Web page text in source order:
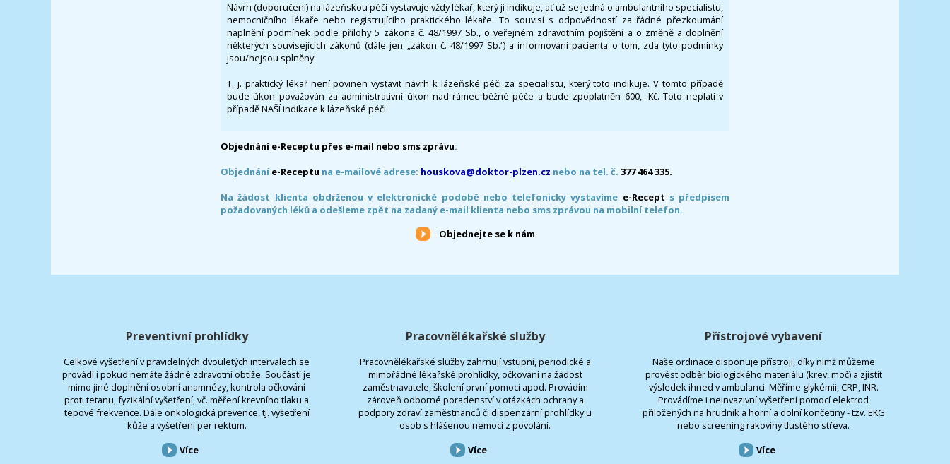
Návrh (doporučení) na lázeňskou péči vystavuje vždy lékař, který ji indikuje, ať už se jedná o ambulantního specialistu,
nemocničního lékaře nebo registrujícího praktického lékaře. To souvisí s odpovědností za řádné přezkoumání
naplnění podmínek podle přílohy 5 zákona č. 48/1997 Sb., o veřejném zdravotním pojištění a o změně a doplnění
některých souvisejících zákonů (dále jen „zákon č. 48/1997 Sb.“) a informování pacienta o tom, zda tyto podmínky
jsou/nejsou splněny.
T. j. praktický lékař není povinen vystavit návrh k lázeňské péči za specialistu, který toto indikuje. V tomto případě
bude úkon považován za administrativní úkon nad rámec běžné péče a bude zpoplatněn 600,- Kč. Toto neplatí v
případě NAŠÍ indikace k lázeňské péči.
Objednání e-Receptu přes e-mail nebo sms zprávu:
Objednáníe-Receptu na e-mailové adrese: houskova@doktor-plzen.cz nebo na tel. č. 377 464 335.
Na žádost klienta obdrženou v elektronické podobě nebo telefonicky vystavíme e-Recept s předpisem
požadovaných léků a odešleme zpět na zadaný e-mail klienta nebo sms zprávou na mobilní telefon.
Objednejte se k nám
Preventivní prohlídky
Celkové vyšetření v pravidelných dvouletých intervalech se
provádí i pokud nemáte žádné zdravotní obtíže. Součástí je
mimo jiné doplnění osobní anamnézy, kontrola očkování
proti tetanu, fyzikální vyšetření, vč. měření krevního tlaku a
tepové frekvence. Dále onkologická prevence, tj. vyšetření
kůže a vyšetření per rektum.
Více
Pracovnělékařské služby
Pracovnělékařské služby zahrnují vstupní, periodické a
mimořádné lékařské prohlídky, očkování na žádost
zaměstnavatele, školení první pomoci apod. Provádím
zároveň odborné poradenství v otázkách ochrany a
podpory zdraví zaměstnanců či dispenzární prohlídky u
osob s hlášenou nemocí z povolání.
Více
Přístrojové vybavení
Naše ordinace disponuje přístroji, díky nimž můžeme
provést odběr biologického materiálu (krev, moč) a zjistit
výsledek ihned v ambulanci. Měříme glykémii, CRP, INR.
Provádíme i neinvazivní vyšetření pomocí elektrod
přiložených na hrudník a horní a dolní končetiny - tzv. EKG
nebo screening rakoviny tlustého střeva.
Více